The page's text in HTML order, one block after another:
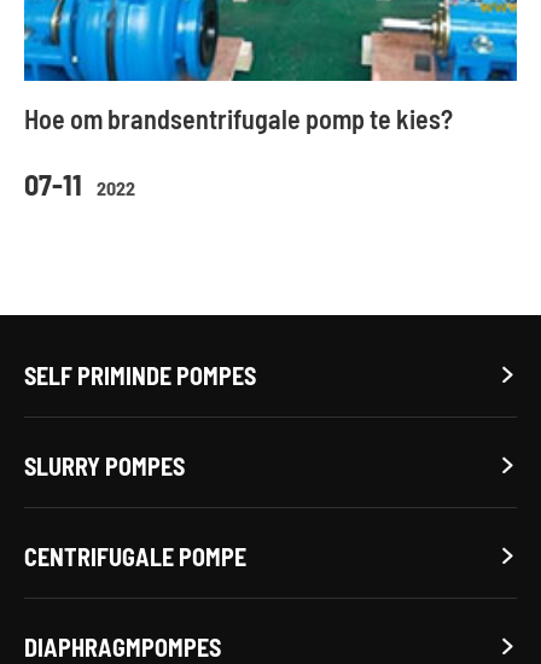
07-11 2022
Hoe om brandsentrifugale pomp te kies?
SELF PRIMINDE POMPES 
SLURRY POMPES 
CENTRIFUGALE POMPE 
DIAPHRAGMPOMPES 